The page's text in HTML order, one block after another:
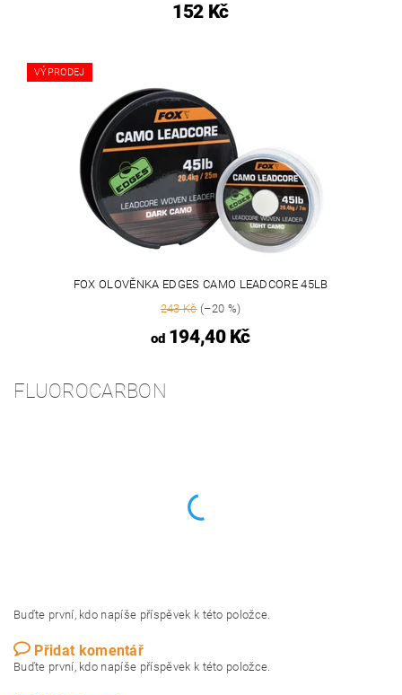
152 Kč
VÝPRODEJ
FOX OLOVĚNKA EDGES CAMO LEADCORE 45LB
243 Kč(–20 %)
od194,40 Kč
FLUOROCARBON
Buďte první, kdo napíše příspěvek k této položce.
Přidat komentář
Buďte první, kdo napíše příspěvek k této položce.